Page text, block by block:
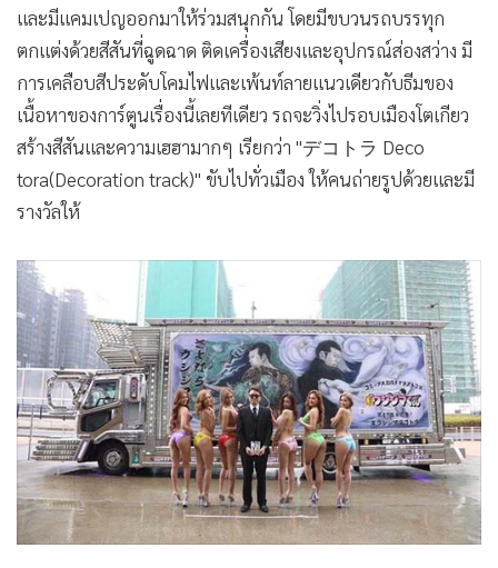
และมีแคมเปญออกมาให้ร่วมสนุกกัน โดยมีขบวนรถบรรทุก
ตกแต่งด้วยสีสันที่ฉูดฉาด ติดเครื่องเสียงและอุปกรณ์ส่องสว่าง มี
การเคลือบสีประดับโคมไฟและเพ้นท์ลายแนวเดียวกับธีมของ
เนื้อหาของการ์ตูนเรื่องนี้เลยทีเดียว รถจะวิ่งไปรอบเมืองโตเกียว
สร้างสีสันและความเฮฮามากๆ เรียกว่า "デコトラ Deco
tora(Decoration track)" ขับไปทั่วเมือง ให้คนถ่ายรูปด้วยและมี
รางวัลให้